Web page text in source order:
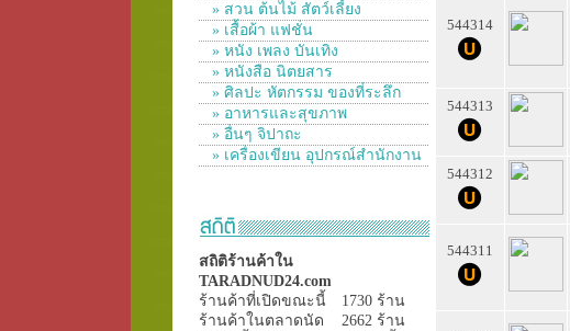
» สวน ต้นไม้ สัตว์เลี้ยง
» เสื้อผ้า แฟชั่น
» หนัง เพลง บันเทิง
» หนังสือ นิตยสาร
» ศิลปะ หัตกรรม ของที่ระลึก
» อาหารและสุขภาพ
» อื่นๆ จิปาถะ
» เครื่องเขียน อุปกรณ์สำนักงาน
สถิติร้านค้าใน
TARADNUD24.com
ร้านค้าที่เปิดขณะนี้
1730 ร้าน
ร้านค้าในตลาดนัด
2662 ร้าน
544314
544313
544312
544311